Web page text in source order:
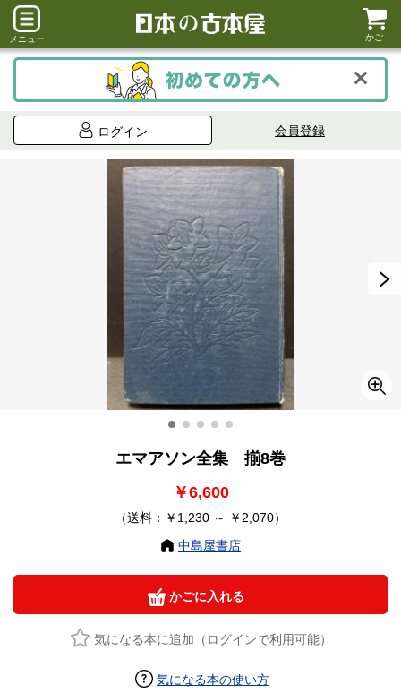
メニュー かご
ログイン 会員登録
エマアソン全集 揃8巻
￥6,600
（送料：￥1,230 ～ ￥2,070）
中島屋書店
かごに入れる
気になる本に追加（ログインで利用可能）
気になる本の使い方